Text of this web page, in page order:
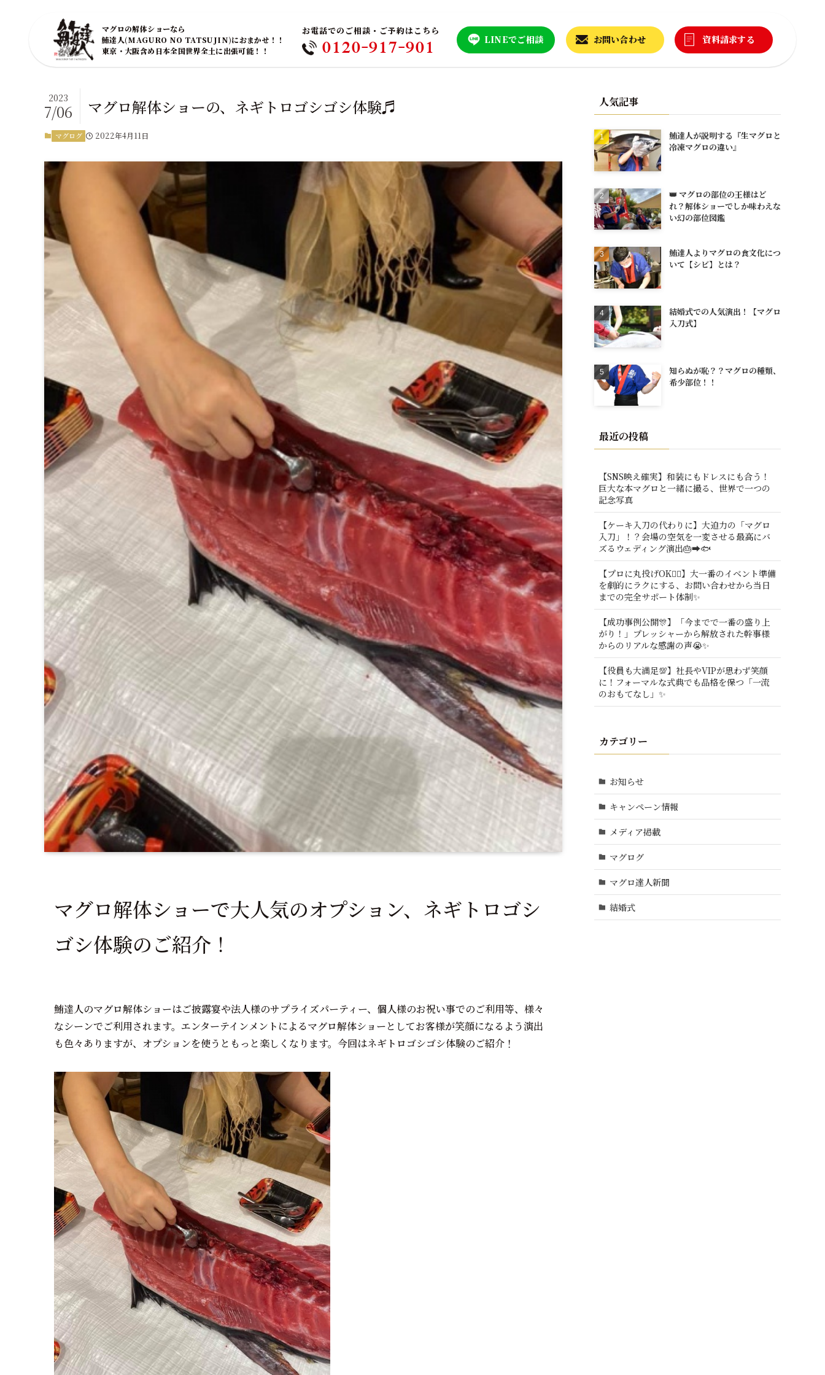
マグロの解体ショーなら
鮪達人(MAGURO NO TATSUJIN)におまかせ！！
東京・大阪含め日本全国世界全土に出張可能！！
お電話でのご相談・ご予約はこちら
0120-917-901 LINEでご相談 お問い合わせ 資料請求する
マグロ解体ショーの、ネギトロゴシゴシ体験♬
2023
7/06
マグログ 2022年4月11日
マグロ解体ショーで大人気のオプション、ネギトロゴシ
ゴシ体験のご紹介！
鮪達人のマグロ解体ショーはご披露宴や法人様のサプライズパーティー、個人様のお祝い事でのご利用等、様々
なシーンでご利用されます。エンターテインメントによるマグロ解体ショーとしてお客様が笑顔になるよう演出
も色々ありますが、オプションを使うともっと楽しくなります。今回はネギトロゴシゴシ体験のご紹介！
人気記事
鮪達人が説明する『生マグロと
冷凍マグロの違い』
👑 マグロの部位の王様はど
れ？解体ショーでしか味わえな
い幻の部位図鑑
鮪達人よりマグロの食文化につ
いて【シビ】とは？
結婚式での人気演出！【マグロ
入刀式】
知らぬが恥？？マグロの種類、
希少部位！！
最近の投稿
【SNS映え確実】和装にもドレスにも合う！
巨大な本マグロと一緒に撮る、世界で一つの
記念写真
【ケーキ入刀の代わりに】大迫力の「マグロ
入刀」！？会場の空気を一変させる最高にバ
ズるウェディング演出🎂➡️🐟
【プロに丸投げOK🙆‍♂️】大一番のイベント準備
を劇的にラクにする、お問い合わせから当日
までの完全サポート体制✨
【成功事例公開🎊】「今までで一番の盛り上
がり！」プレッシャーから解放された幹事様
からのリアルな感謝の声😭✨
【役員も大満足💯】社長やVIPが思わず笑顔
に！フォーマルな式典でも品格を保つ「一流
のおもてなし」✨
カテゴリー
お知らせ
キャンペーン情報
メディア掲載
マグログ
マグロ達人新聞
結婚式